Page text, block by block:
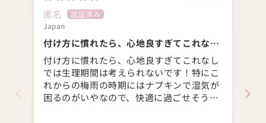
匿名
Japan
付け方に慣れたら、心地良すぎてこれなし
では生理期間は考えられないです！特にこ
れからの梅雨の時期にはナ
付け方に慣れたら、心地良すぎてこれなし
では生理期間は考えられないです！特にこ
れからの梅雨の時期にはナプキンで湿気が
困るのがいやなので、快適に過ごせそうで